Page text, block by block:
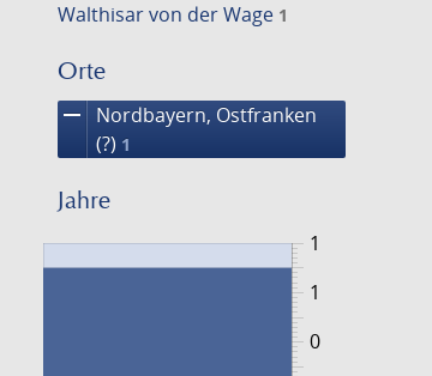
Walthisar von der Wage 1
Orte
remove
Nordbayern, Ostfranken
(?) 1
Jahre
1
0
1